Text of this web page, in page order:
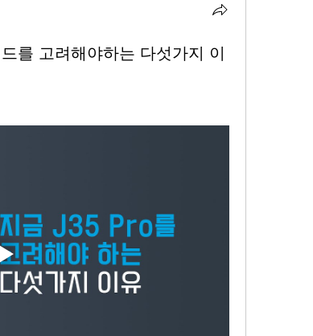
를 고려해야하는 다섯가지 이